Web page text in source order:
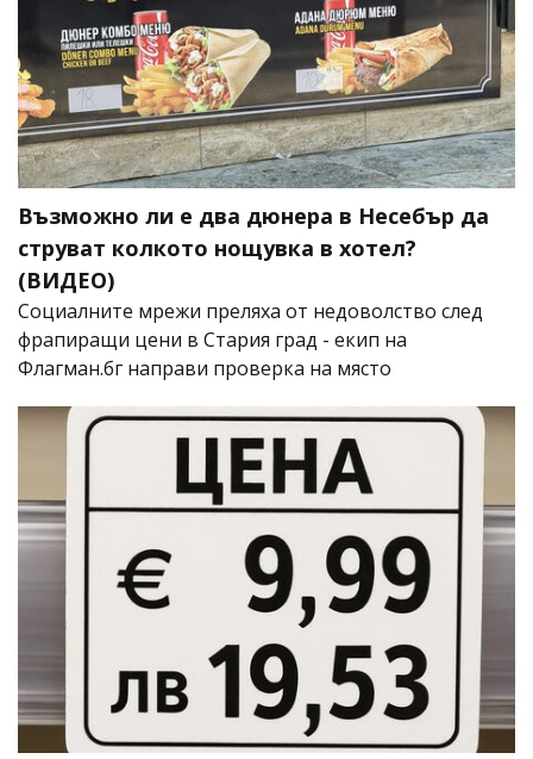
Възможно ли е два дюнера в Несебър да
струват колкото нощувка в хотел?
(ВИДЕО)
Социалните мрежи преляха от недоволство след
фрапиращи цени в Стария град - екип на
Флагман.бг направи проверка на място